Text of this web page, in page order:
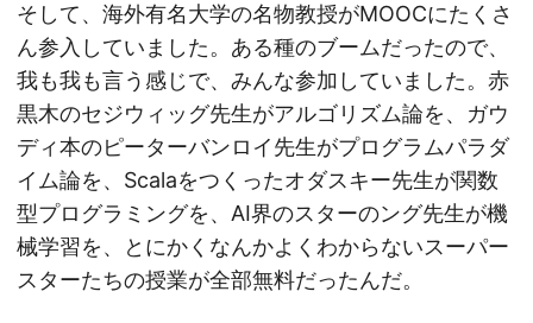
そして、海外有名大学の名物教授がMOOCにたくさ
ん参入していました。ある種のブームだったので、
我も我も言う感じで、みんな参加していました。赤
黒木のセジウィッグ先生がアルゴリズム論を、ガウ
ディ本のピーターバンロイ先生がプログラムパラダ
イム論を、Scalaをつくったオダスキー先生が関数
型プログラミングを、AI界のスターのング先生が機
械学習を、とにかくなんかよくわからないスーパー
スターたちの授業が全部無料だったんだ。